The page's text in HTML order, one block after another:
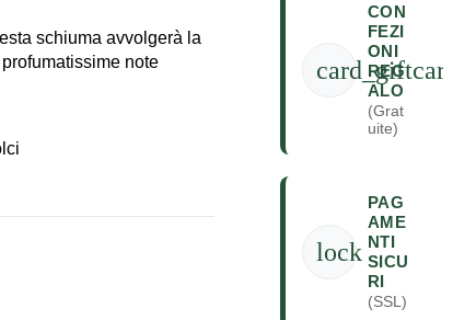
schiuma avvolgerà la
note
card_giftcard
CON
FEZI
ONI
REG
ALO
(Grat
uite)
lock
PAG
AME
NTI
SICU
RI
(SSL)